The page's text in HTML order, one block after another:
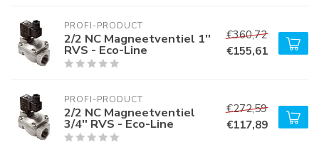
PROFI-PRODUCT
2/2 NC Magneetventiel 1''
RVS - Eco-Line
€360,72
€155,61
PROFI-PRODUCT
2/2 NC Magneetventiel
3/4'' RVS - Eco-Line
€272,59
€117,89